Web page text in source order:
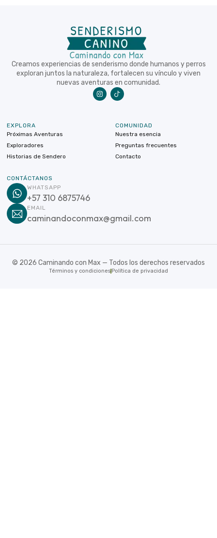
Creamos experiencias de senderismo donde humanos y perros
exploran juntos la naturaleza, fortalecen su vínculo y viven
nuevas aventuras en comunidad.
EXPLORA
Próximas Aventuras
Exploradores
Historias de Sendero
COMUNIDAD
Nuestra esencia
Preguntas frecuentes
Contacto
CONTÁCTANOS
WHATSAPP
+57 310 6875746
EMAIL
caminandoconmax@gmail.com
© 2026 Caminando con Max — Todos los derechos reservados
Términos y condiciones Política de privacidad